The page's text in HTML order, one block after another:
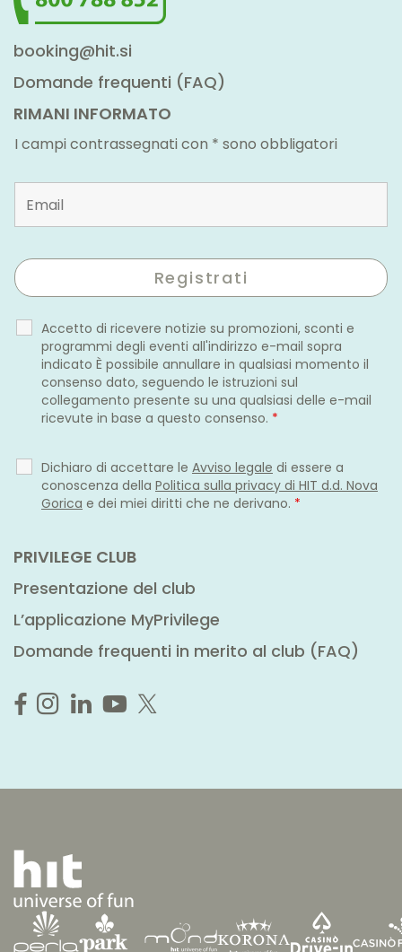
booking@hit.si
Domande frequenti (FAQ)
RIMANI INFORMATO
I campi contrassegnati con * sono obbligatori
Accetto di ricevere notizie su promozioni, sconti e
programmi degli eventi all'indirizzo e-mail sopra
indicato È possibile annullare in qualsiasi momento il
consenso dato, seguendo le istruzioni sul
collegamento presente su una qualsiasi delle e-mail
ricevute in base a questo consenso. *
Dichiaro di accettare le Avviso legale di essere a
conoscenza della Politica sulla privacy di HIT d.d. Nova
Gorica e dei miei diritti che ne derivano. *
PRIVILEGE CLUB
Presentazione del club
L’applicazione MyPrivilege
Domande frequenti in merito al club (FAQ)